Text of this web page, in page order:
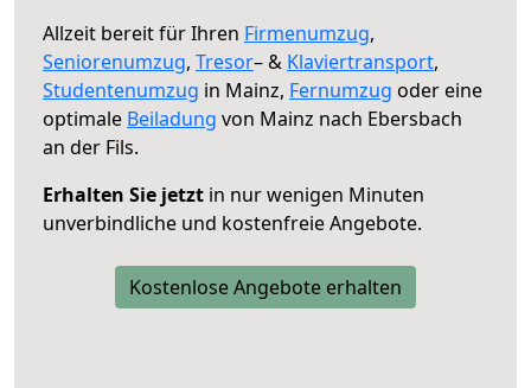
Allzeit bereit für Ihren Firmenumzug,
Seniorenumzug, Tresor– & Klaviertransport,
Studentenumzug in Mainz, Fernumzug oder eine
optimale Beiladung von Mainz nach Ebersbach
an der Fils.
Erhalten Sie jetzt in nur wenigen Minuten
unverbindliche und kostenfreie Angebote.
Kostenlose Angebote erhalten